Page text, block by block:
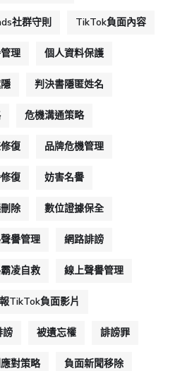
社群守則 TikTok負面內容
理 個人資料保護
判決書隱匿姓名
危機溝通策略
復 品牌危機管理
復 妨害名譽
除 數位證據保全
譽管理 網路誹謗
凌自救 線上聲譽管理
TikTok負面影片
謗 被遺忘權 誹謗罪
對策略 負面新聞移除